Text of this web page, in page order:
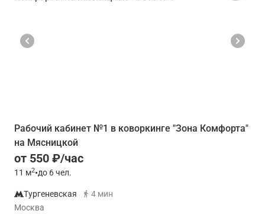
Рабочий кабинет №1 в коворкинге "Зона Комфорта"
на Мясницкой
от 550 ₽/час
11 м2•до 6 чел.
Тургеневская
4 мин
Москва